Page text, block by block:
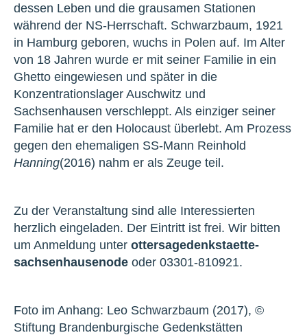
dessen Leben und die grausamen Stationen
während der NS-Herrschaft. Schwarzbaum, 1921
in Hamburg geboren, wuchs in Polen auf. Im Alter
von 18 Jahren wurde er mit seiner Familie in ein
Ghetto eingewiesen und später in die
Konzentrationslager Auschwitz und
Sachsenhausen verschleppt. Als einziger seiner
Familie hat er den Holocaust überlebt. Am Prozess
gegen den ehemaligen SS-Mann Reinhold
Hanning(2016) nahm er als Zeuge teil.
Zu der Veranstaltung sind alle Interessierten
herzlich eingeladen. Der Eintritt ist frei. Wir bitten
um Anmeldung unter ottersagedenkstaette-
sachsenhausenode oder 03301-810921.
Foto im Anhang: Leo Schwarzbaum (2017), ©
Stiftung Brandenburgische Gedenkstätten